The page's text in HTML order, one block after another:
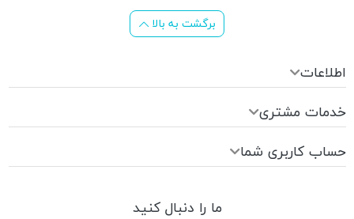
برگشت به بالا
اطلاعات
خدمات مشتری
حساب کاربری شما
ما را دنبال کنید